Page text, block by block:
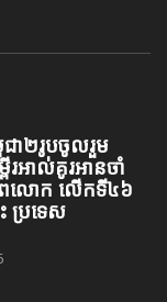
ា២រូបចូលរួម
រអាល់គូរអានចាំ
លោក លើកទី៤៦
ប្រទេស